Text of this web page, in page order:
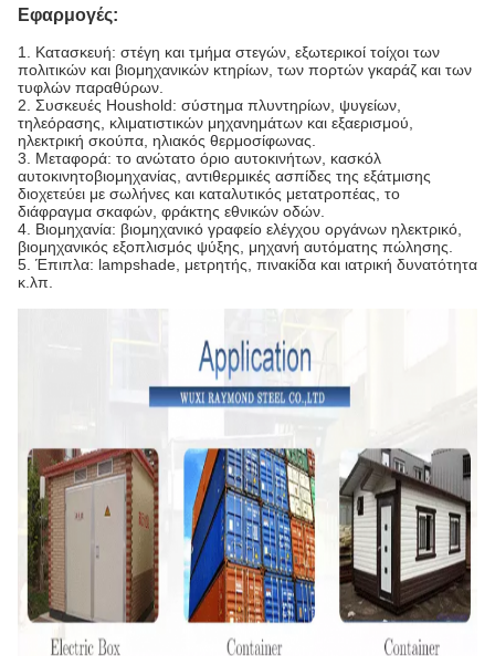
Εφαρμογές:
1. Κατασκευή: στέγη και τμήμα στεγών, εξωτερικοί τοίχοι των
πολιτικών και βιομηχανικών κτηρίων, των πορτών γκαράζ και των
τυφλών παραθύρων.
2. Συσκευές Houshold: σύστημα πλυντηρίων, ψυγείων,
τηλεόρασης, κλιματιστικών μηχανημάτων και εξαερισμού,
ηλεκτρική σκούπα, ηλιακός θερμοσίφωνας.
3. Μεταφορά: το ανώτατο όριο αυτοκινήτων, κασκόλ
αυτοκινητοβιομηχανίας, αντιθερμικές ασπίδες της εξάτμισης
διοχετεύει με σωλήνες και καταλυτικός μετατροπέας, το
διάφραγμα σκαφών, φράκτης εθνικών οδών.
4. Βιομηχανία: βιομηχανικό γραφείο ελέγχου οργάνων ηλεκτρικό,
βιομηχανικός εξοπλισμός ψύξης, μηχανή αυτόματης πώλησης.
5. Έπιπλα: lampshade, μετρητής, πινακίδα και ιατρική δυνατότητα
κ.λπ.